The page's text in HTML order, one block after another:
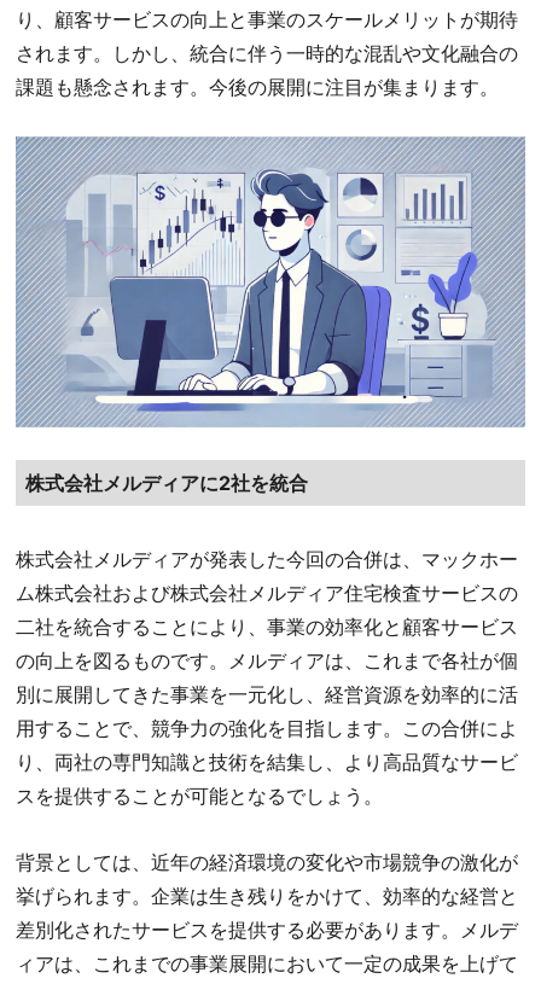
り、顧客サービスの向上と事業のスケールメリットが期待
されます。しかし、統合に伴う一時的な混乱や文化融合の
課題も懸念されます。今後の展開に注目が集まります。
株式会社メルディアに2社を統合
株式会社メルディアが発表した今回の合併は、マックホー
ム株式会社および株式会社メルディア住宅検査サービスの
二社を統合することにより、事業の効率化と顧客サービス
の向上を図るものです。メルディアは、これまで各社が個
別に展開してきた事業を一元化し、経営資源を効率的に活
用することで、競争力の強化を目指します。この合併によ
り、両社の専門知識と技術を結集し、より高品質なサービ
スを提供することが可能となるでしょう。
背景としては、近年の経済環境の変化や市場競争の激化が
挙げられます。企業は生き残りをかけて、効率的な経営と
差別化されたサービスを提供する必要があります。メルデ
ィアは、これまでの事業展開において一定の成果を上げて